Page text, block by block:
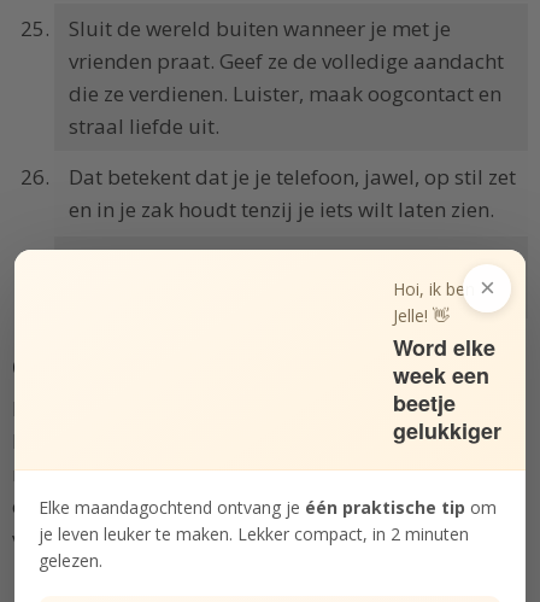
Sluit de wereld buiten wanneer je met je
vrienden praat. Geef ze de volledige aandacht
die ze verdienen. Luister, maak oogcontact en
straal liefde uit.
Dat betekent dat je je telefoon, jawel, op stil zet
en in je zak houdt tenzij je iets wilt laten zien.
Zie je vrienden niet als een plicht. Zie ze als de
Geniet van je vrienden
Maak nieuwe vrienden, geniet van je oude vrienden,
heb plezier met elkaar en steun je vrienden in
moeilijke tijden. Hoe verder je je vriendschappen
ontwikkelt, des te waardevoller ze worden. Niet alleen
voor nu, maar ook gedurende de rest van je leven.
×
Hoi, ik ben
Jelle! 👋
Word elke
week een
beetje
gelukkiger
Elke maandagochtend ontvang je één praktische tip om
je leven leuker te maken. Lekker compact, in 2 minuten
gelezen.